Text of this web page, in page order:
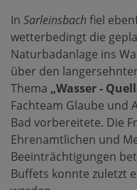
In Sarleinsbachfiel
wetterbedingt die
Naturbadanlage ins
über den
Thema „Wasser -
Fachteam Glaube und
Bad vorbereitete. Die
Ehrenamtlichen und
Beeinträchtigungen
Buffets konnte zuletzt